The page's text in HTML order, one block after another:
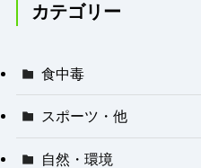
罰則と犯罪性と
カテゴリー
食中毒
スポーツ・他
自然・環境